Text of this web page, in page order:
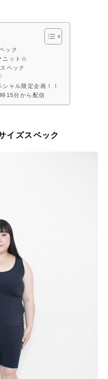
ック
ニット☆
ペック
ャル限定企画！！
15分から配信
イズスペック